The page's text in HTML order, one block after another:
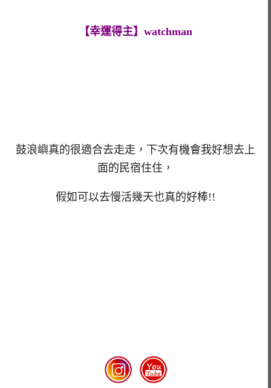
【幸運得主】watchman
鼓浪嶼真的很適合去走走，下次有機會我好想去上
面的民宿住住，
假如可以去慢活幾天也真的好棒!!